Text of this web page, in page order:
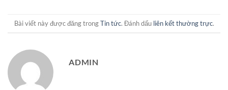
Bài viết này được đăng trongTin tức. Đánh dấu liên kết thường trực.
ADMIN